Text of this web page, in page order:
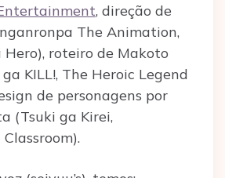
, direção de
The Animation,
Hero), roteiro de Makoto
KILL!, The Heroic Legend
de personagens por
(Tsuki ga Kirei,